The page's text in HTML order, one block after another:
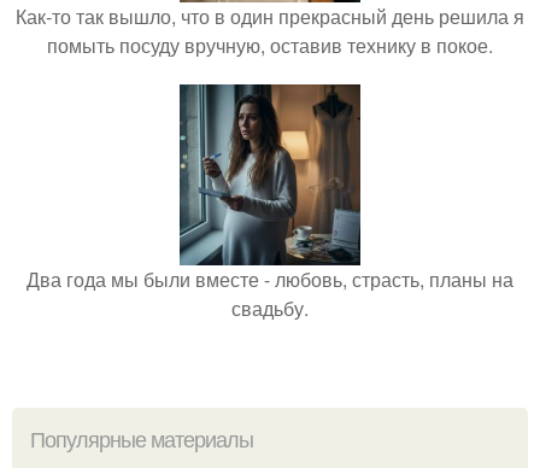
Как-то так вышло, что в один прекрасный день решила я
помыть посуду вручную, оставив технику в покое.
Два года мы были вместе - любовь, страсть, планы на
свадьбу.
Популярные материалы